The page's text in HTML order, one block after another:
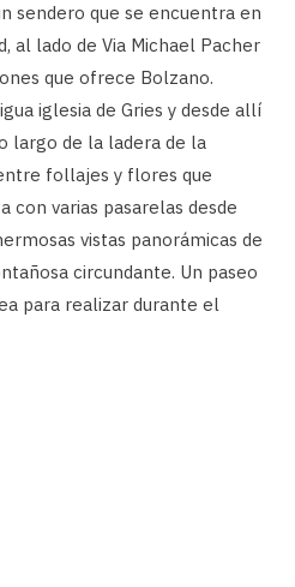
sendero que se encuentra en
al lado de Via Michael Pacher
que ofrece Bolzano.
iglesia de Gries y desde allí
largo de la ladera de la
follajes y flores que
con varias pasarelas desde
vistas panorámicas de
circundante. Un paseo
para realizar durante el